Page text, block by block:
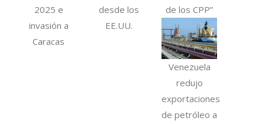
2025 e
invasión a
Caracas
desde los
EE.UU.
de los CPP”
Venezuela
redujo
exportaciones
de petróleo a